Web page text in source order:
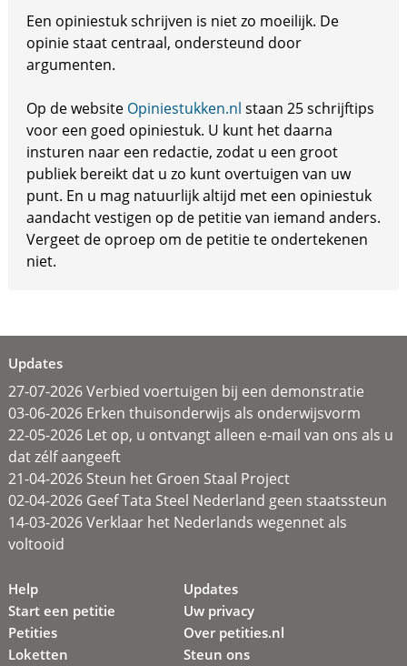
Een opiniestuk schrijven is niet zo moeilijk. De
opinie staat centraal, ondersteund door
argumenten.
Op de website Opiniestukken.nl staan 25 schrijftips
voor een goed opiniestuk. U kunt het daarna
insturen naar een redactie, zodat u een groot
publiek bereikt dat u zo kunt overtuigen van uw
punt. En u mag natuurlijk altijd met een opiniestuk
aandacht vestigen op de petitie van iemand anders.
Vergeet de oproep om de petitie te ondertekenen
niet.
Updates
27-07-2026 Verbied voertuigen bij een demonstratie
03-06-2026 Erken thuisonderwijs als onderwijsvorm
22-05-2026 Let op, u ontvangt alleen e-mail van ons als u
dat zélf aangeeft
21-04-2026 Steun het Groen Staal Project
02-04-2026 Geef Tata Steel Nederland geen staatssteun
14-03-2026 Verklaar het Nederlands wegennet als
voltooid
Help
Start een petitie
Petities
Loketten
Updates
Uw privacy
Over petities.nl
Steun ons